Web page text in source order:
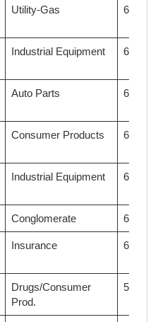
Utility-Gas 65
Industrial Equipment 64
Auto Parts 64
Consumer Products 64
Industrial Equipment 64
Conglomerate 62
Insurance 60
Drugs/Consumer
Prod.
58